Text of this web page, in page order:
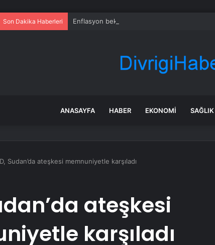
Son Dakika Haberleri Enflasyon beklentilerinde ayrışma: Piyasa
ANASAYFA HABER EKONOMI SAĞLIK
Sudan’da ateşkesi memnuniyetle karşıladı
ateşkesi
karşıladı